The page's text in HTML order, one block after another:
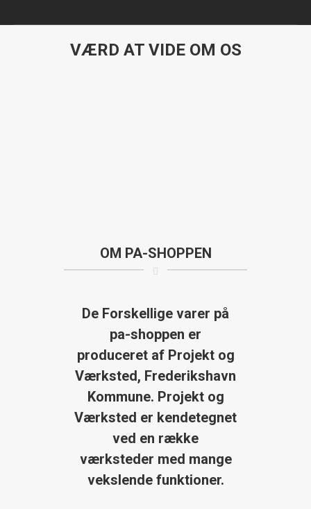
VÆRD AT VIDE OM OS
OM PA-SHOPPEN
De Forskellige varer på
pa-shoppen er
produceret af Projekt og
Værksted, Frederikshavn
Kommune. Projekt og
Værksted er kendetegnet
ved en række
værksteder med mange
vekslende funktioner.